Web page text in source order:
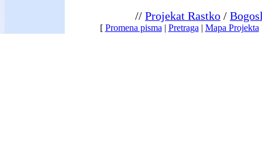
// Projekat Rastko /
[ Promena pisma| Pretraga| Mapa Projekta